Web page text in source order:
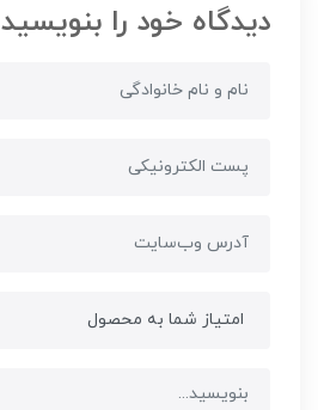
دیدگاه خود را بنویسید